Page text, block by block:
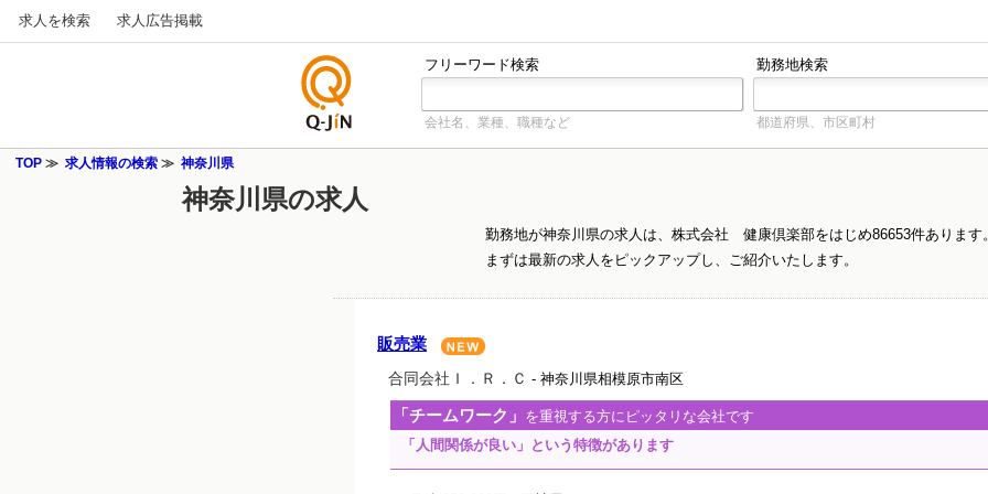
求人を検索 求人広告掲載
人サイ
トQ-JiN
フリーワード検索 勤務地検索
会社名、業種、職種など 都道府県、市区町村
TOP 求人情報の検索 神奈川県
神奈川県の求人
勤務地が神奈川県の求人は、株式会社 健康倶楽部をはじめ86653件あります。
まずは最新の求人をピックアップし、ご紹介いたします。
販売業
合同会社Ｉ．Ｒ．Ｃ - 神奈川県相模原市南区
「チームワーク」 を重視する方にピッタリな会社です
「人間関係が良い」という特徴があります